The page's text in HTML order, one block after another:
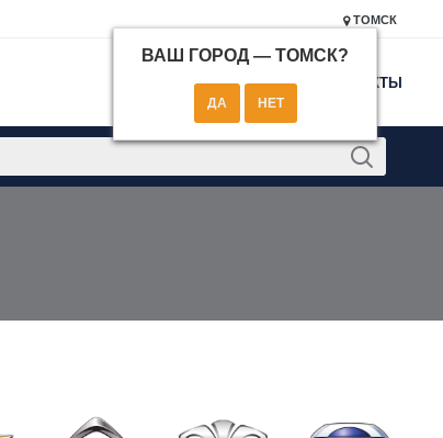
ТОМСК
ВАШ ГОРОД — ТОМСК?
КОНТАКТЫ